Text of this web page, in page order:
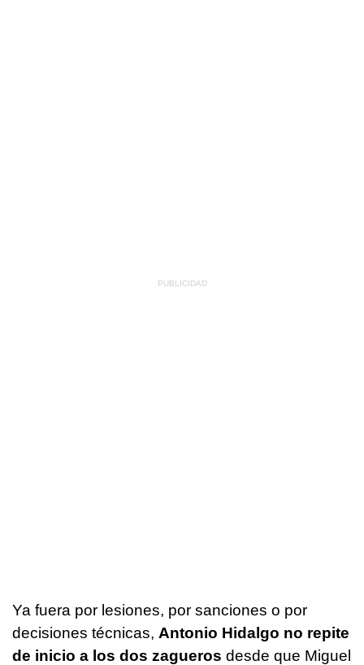
Ya fuera por lesiones, por sanciones o por
decisiones técnicas, Antonio Hidalgo no repite
de inicio a los dos zagueros desde que Miguel